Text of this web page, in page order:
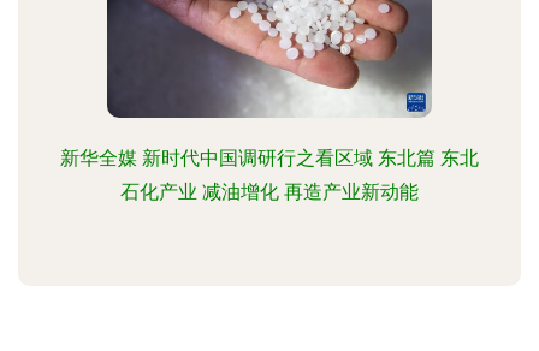
新华全媒 新时代中国调研行之看区域 东北篇 东北
石化产业 减油增化 再造产业新动能